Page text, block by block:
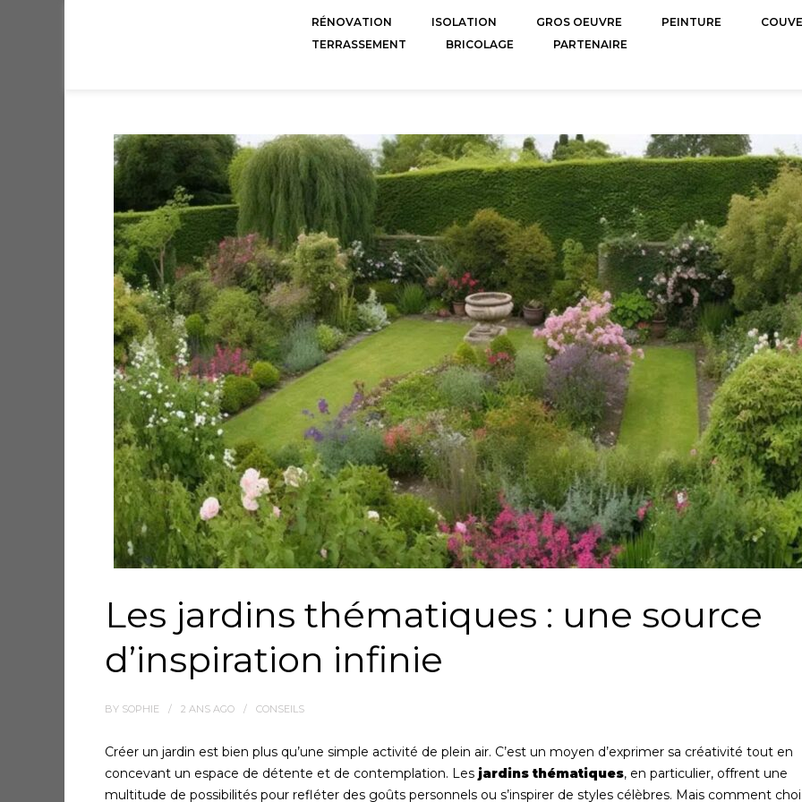
RÉNOVATION ISOLATION GROS OEUVRE PEINTURE
TERRASSEMENT
BRICOLAGE PARTENAIRE
Les jardins thématiques : une source
d’inspiration infinie
BY SOPHIE 2 ANS AGO CONSEILS
Créer un jardin est bien plus qu’une simple activité de plein air. C’est un moyen d’exprimer sa créativité tout en
concevant un espace de détente et de contemplation. Les jardins thématiques, en particulier, offrent une
multitude de possibilités pour refléter des goûts personnels ou s’inspirer de styles célèbres. Mais comment